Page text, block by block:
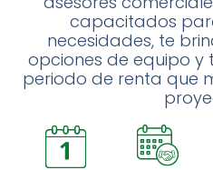
capacitados
necesidades, te
opciones de equipo
periodo de renta que